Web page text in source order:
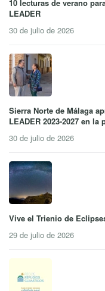
10 lecturas de verano
LEADER
30 de julio de 2026
Sierra Norte de Málaga
LEADER 2023-2027 en la
30 de julio de 2026
Vive el Trienio de
29 de julio de 2026